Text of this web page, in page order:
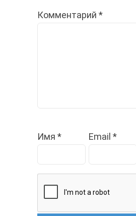
Комментарий *
Имя * Email *